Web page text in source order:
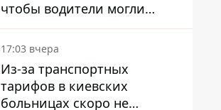
чтобы водители могли
избегать участков с
пробками
17:03 вчера
Из-за транспортных
тарифов в киевских
больницах скоро не